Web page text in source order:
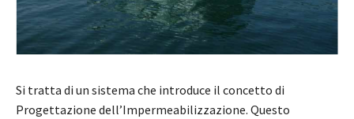
Si tratta di un sistema che introduce il concetto di
Progettazione dell’Impermeabilizzazione. Questo